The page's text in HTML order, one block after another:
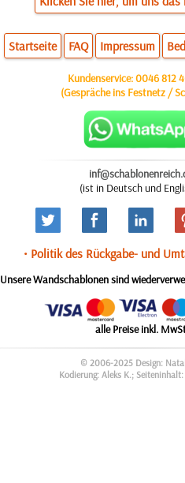
Startseite FAQ Impressum
Kundenservice:0046 812
(Gespräche ins Festnetz /
(ist in Deutsch und
• Politik des Rückgabe- und
Unsere Wandschablonen sind
alle Preise inkl.
© 2006-2025 Design:
Kodierung: Aleks K.;